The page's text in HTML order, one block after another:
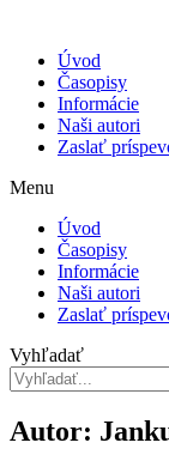
Úvod
Časopisy
Informácie
Naši autori
Zaslať
Menu
Úvod
Časopisy
Informácie
Naši autori
Zaslať
Vyhľadať
Autor: